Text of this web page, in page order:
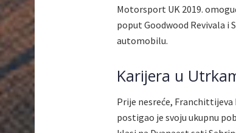
Motorsport UK 2019.
poput Goodwood Revivala i
automobilu.
Karijera u
Prije nesreće,
postigao je svoju ukupnu